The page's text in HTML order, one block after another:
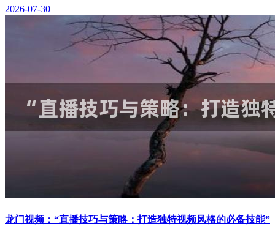
2026-07-30
龙门视频：“直播技巧与策略：打造独特视频风格的必备技能”